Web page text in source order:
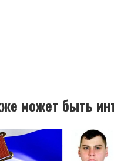
может быть